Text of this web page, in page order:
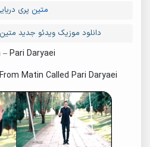
متین پری
دانلود موزیک ویدئو جدید
Pari Daryaei
Matin Called Pari Daryaei